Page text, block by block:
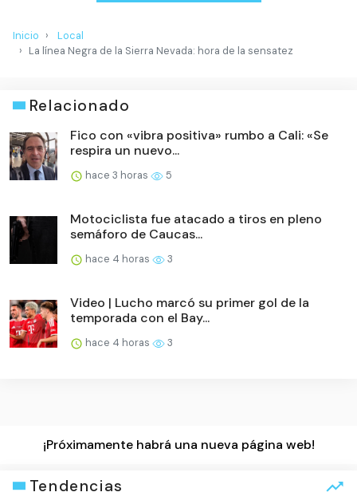
Inicio
Local
La línea Negra de la Sierra Nevada: hora de la sensatez
Relacionado
Fico con «vibra positiva» rumbo a Cali: «Se
respira un nuevo...
hace 3 horas 5
Motociclista fue atacado a tiros en pleno
semáforo de Caucas...
hace 4 horas 3
Video | Lucho marcó su primer gol de la
temporada con el Bay...
hace 4 horas 3
¡Próximamente habrá una nueva página web!
Tendencias